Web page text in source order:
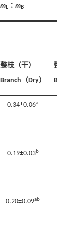
mL ∶ mB
整枝（干）
Branch（Dry）
整枝（鲜
Branch（
0.34±0.06a
0.19±0.03b
0.20±0.09ab